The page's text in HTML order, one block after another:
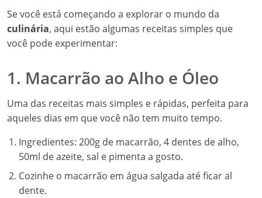
Se você está começando a explorar o mundo da
culinária, aqui estão algumas receitas simples que
você pode experimentar:
1. Macarrão ao Alho e Óleo
Uma das receitas mais simples e rápidas, perfeita para
aqueles dias em que você não tem muito tempo.
Ingredientes: 200g de macarrão, 4 dentes de alho,
50ml de azeite, sal e pimenta a gosto.
Cozinhe o macarrão em água salgada até ficar al
dente.